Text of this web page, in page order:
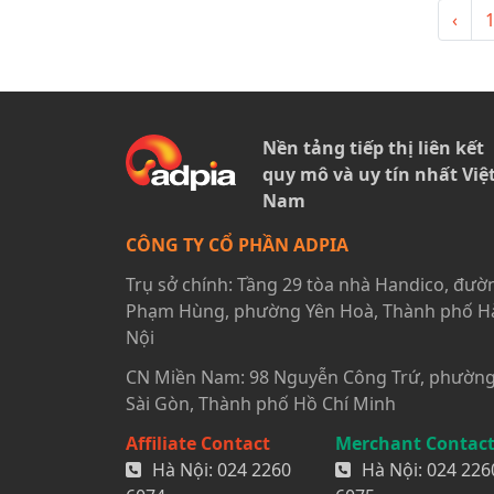
‹ 1
Nền tảng tiếp thị liên kết
quy mô và uy tín nhất
Nam
CÔNG TY CỔ PHẦN ADPIA
Trụ sở chính: Tầng 29 tòa nhà Handico,
Phạm Hùng, phường Yên Hoà, Thành phố
Nội
CN Miền Nam: 98 Nguyễn Công Trứ,
Sài Gòn, Thành phố Hồ Chí Minh
Affiliate Contact
Hà Nội: 024 2260
Merchant Contact
Hà Nội: 024